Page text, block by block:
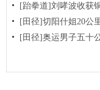
[跆拳道]刘哮波收获
[田径]切阳什姐20公
[田径]奥运男子五十